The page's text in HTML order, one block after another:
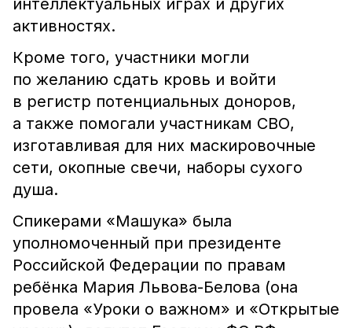
интеллектуальных играх и других
активностях.
Кроме того, участники могли
по желанию сдать кровь и войти
в регистр потенциальных доноров,
а также помогали участникам СВО,
изготавливая для них маскировочные
сети, окопные свечи, наборы сухого
душа.
Спикерами «Машука» была
уполномоченный при президенте
Российской Федерации по правам
ребёнка Мария Львова-Белова (она
провела «Уроки о важном» и «Открытые